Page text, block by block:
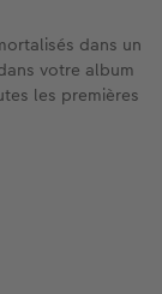
dans un
votre album
les premières